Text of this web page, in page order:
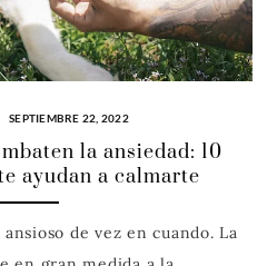
SEPTIEMBRE 22, 2022
la ansiedad: 10
ayudan a calmarte
de vez en cuando. La